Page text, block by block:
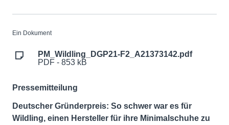
Ein Dokument
PM_Wildling_DGP21-F2_A21373142.pdf
PDF - 853 kB
Pressemitteilung
Deutscher Gründerpreis: So schwer war es für
Wildling, einen Hersteller für ihre Minimalschuhe zu